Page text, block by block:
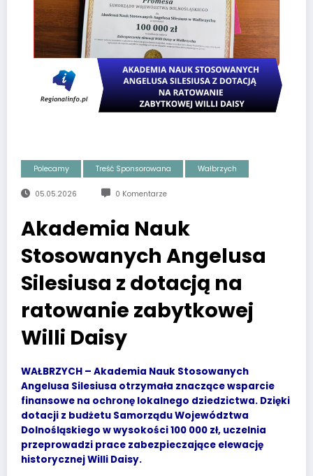
Polecamy Treść Sponsorowana Wałbrzych
05.05.2026 0 Komentarze
Akademia Nauk
Stosowanych Angelusa
Silesiusa z dotacją na
ratowanie zabytkowej
Willi Daisy
WAŁBRZYCH – Akademia Nauk Stosowanych
Angelusa Silesiusa otrzymała znaczące wsparcie
finansowe na ochronę lokalnego dziedzictwa. Dzięki
dotacji z budżetu Samorządu Województwa
Dolnośląskiego w wysokości 100 000 zł, uczelnia
przeprowadzi prace zabezpieczające elewację
historycznej Willi Daisy.